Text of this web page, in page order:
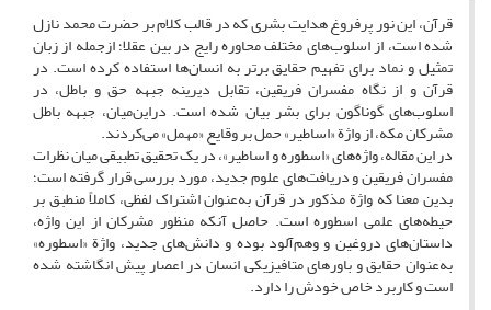
قرآن، این نور پرفروغ هدایت بشری که در قالب کلام بر حضرت محمد نازل
شده است، از اسلوب‌های مختلف محاوره رایج در بین عقلا؛ از‌جمله از زبان
تمثیل و نماد برای تفهیم حقایق برتر به انسان‌ها استفاده کرده است. در
قرآن و از نگاه مفسران فریقین، تقابل دیرینه جبهه‌ حق و باطل، در
اسلوب‌های گوناگون برای بشر بیان شده است. دراین‌میان، جبهه باطل
مشرکان مکه، از واژة «اساطیر» حمل بر وقایع «مهمل» می‌کردند.
در این مقاله، واژه‌های «اسطوره و اساطیر»، در یک تحقیق تطبیقی میان نظرات
مفسران فریقین و دریافت‌های علوم جدید، مورد بررسی قرار گرفته است؛
بدین معنا که واژة مذکور در قرآن به‌عنوان اشتراک لفظی، کاملاً منطبق بر
حیطه‌های علمی اسطوره است. حاصل آنکه منظور مشرکان از این واژه،
داستان‌های دروغین و وهم‌آلود بوده و دانش‌های جدید، واژة «اسطوره»
به‌عنوان حقایق و باورهای متافیزیکی انسان در اعصار پیش انگاشته شده
است و کاربرد خاص خودش را دارد.